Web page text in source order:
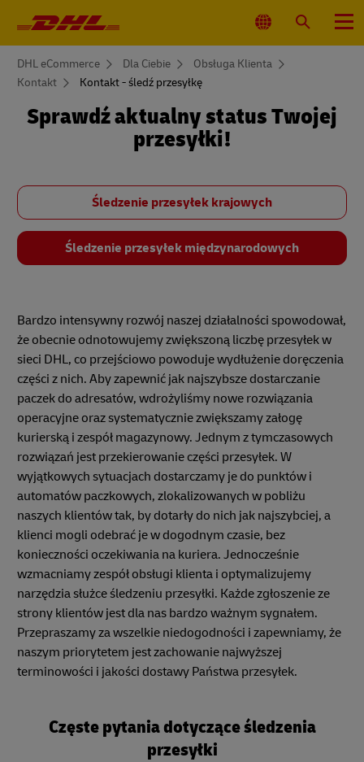
główna
Wybierz
lokalizacjęj
Wyszukaj
Menu
You
here
DHL eCommerce Dla Ciebie
Obsługa Klienta
Kontakt
Kontakt - śledź przesyłkę
Sprawdź aktualny status Twojej
przesyłki!
Śledzenie przesyłek krajowych
Śledzenie przesyłek międzynarodowych
Bardzo intensywny rozwój naszej działalności spowodował,
że obecnie odnotowujemy zwiększoną liczbę przesyłek w
sieci DHL, co przejściowo powoduje wydłużenie doręczenia
części z nich. Aby zapewnić jak najszybsze dostarczanie
paczek do adresatów, wdrożyliśmy nowe rozwiązania
operacyjne oraz systematycznie zwiększamy załogę
kurierską i zespół magazynowy. Jednym z tymczasowych
rozwiązań jest przekierowanie części przesyłek. W
wyjątkowych sytuacjach dostarczamy je do punktów i
automatów paczkowych, zlokalizowanych w pobliżu
naszych klientów tak, by dotarły do nich jak najszybciej, a
klienci mogli odebrać je w dogodnym czasie, bez
konieczności oczekiwania na kuriera. Jednocześnie
wzmacniamy zespół obsługi klienta i optymalizujemy
narzędzia służce śledzeniu przesyłki. Każde zgłoszenie ze
strony klientów jest dla nas bardzo ważnym sygnałem.
Przepraszamy za wszelkie niedogodności i zapewniamy, że
naszym priorytetem jest zachowanie najwyższej
terminowości i jakości dostawy Państwa przesyłek.
Częste pytania dotyczące śledzenia
przesyłki